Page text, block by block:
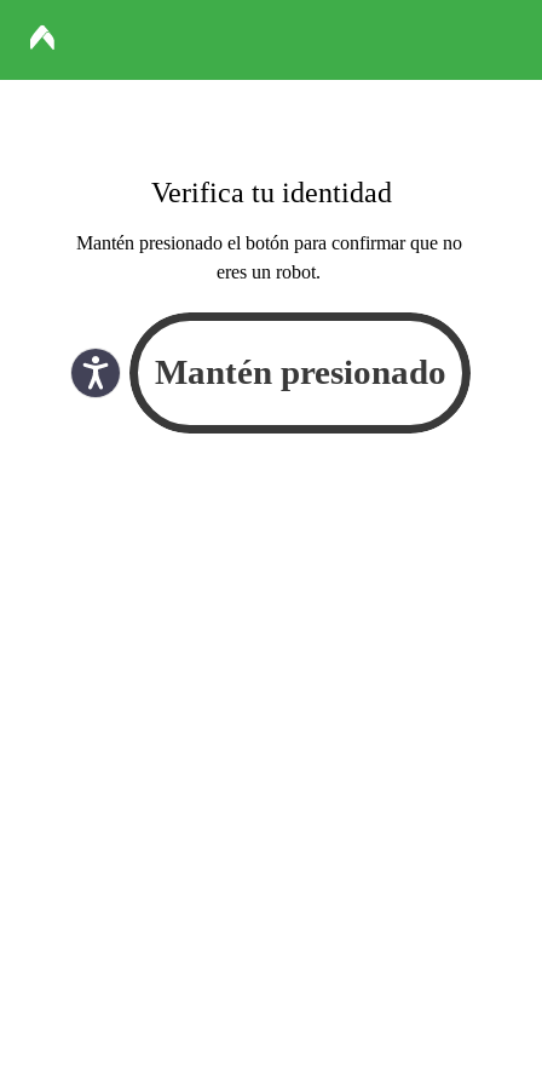
Verifica tu identidad
Mantén presionado el botón para confirmar que no
eres un robot.